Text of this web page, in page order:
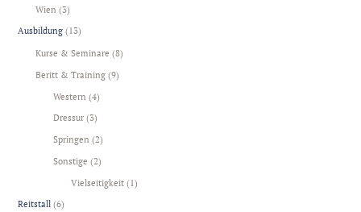
Wien (3)
Ausbildung (13)
Kurse & Seminare (8)
Beritt & Training (9)
Western (4)
Dressur (3)
Springen (2)
Sonstige (2)
Vielseitigkeit(1)
Reitstall (6)